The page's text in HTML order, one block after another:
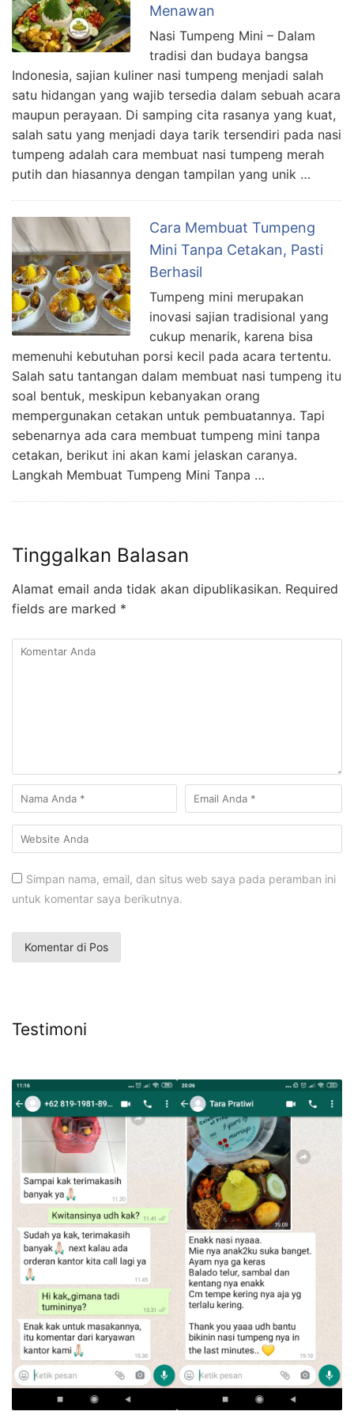
Menawan
Nasi Tumpeng Mini – Dalam
tradisi dan budaya bangsa
Indonesia, sajian kuliner nasi tumpeng menjadi salah
satu hidangan yang wajib tersedia dalam sebuah acara
maupun perayaan. Di samping cita rasanya yang kuat,
salah satu yang menjadi daya tarik tersendiri pada nasi
tumpeng adalah cara membuat nasi tumpeng merah
putih dan hiasannya dengan tampilan yang unik …
Cara Membuat Tumpeng
Mini Tanpa Cetakan, Pasti
Berhasil
Tumpeng mini merupakan
inovasi sajian tradisional yang
cukup menarik, karena bisa
memenuhi kebutuhan porsi kecil pada acara tertentu.
Salah satu tantangan dalam membuat nasi tumpeng itu
soal bentuk, meskipun kebanyakan orang
mempergunakan cetakan untuk pembuatannya. Tapi
sebenarnya ada cara membuat tumpeng mini tanpa
cetakan, berikut ini akan kami jelaskan caranya.
Langkah Membuat Tumpeng Mini Tanpa …
Tinggalkan Balasan
Alamat email anda tidak akan dipublikasikan. Required
fields are marked *
Simpan nama, email, dan situs web saya pada peramban ini
untuk komentar saya berikutnya.
Testimoni